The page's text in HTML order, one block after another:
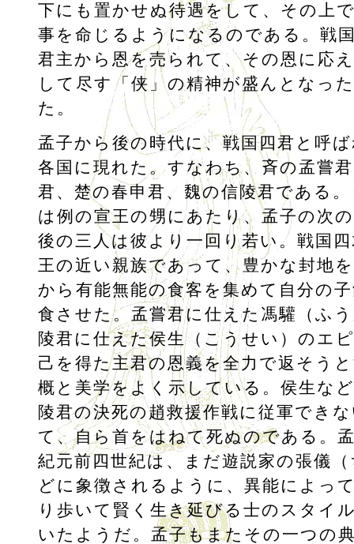
下にも置かせぬ待遇をして、その上
事を命じるようになるのである。戦
君主から恩を売られて、その恩に応
して尽す「侠」の精神が盛んとなっ
た。
孟子から後の時代に、戦国四君と呼
各国に現れた。すなわち、斉の孟嘗
君、楚の春申君、魏の信陵君である
は例の宣王の甥にあたり、孟子の次
後の三人は彼より一回り若い。戦国
王の近い親族であって、豊かな封地
から有能無能の食客を集めて自分の
食させた。孟嘗君に仕えた馮驩（ふ
陵君に仕えた侯生（こうせい）のエ
己を得た主君の恩義を全力で返そう
概と美学をよく示している。侯生な
陵君の決死の趙救援作戦に従軍でき
て、自ら首をはねて死ぬのである。
紀元前四世紀は、まだ遊説家の張儀
どに象徴されるように、異能によっ
り歩いて賢く生き延びる士のスタイ
いたようだ。孟子もまたその一つの